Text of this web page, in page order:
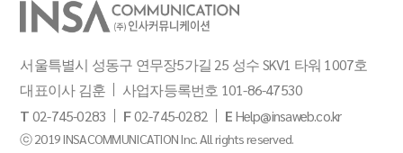
서울특별시 성동구 연무장5가길 25 성수 SKV1 타워 1007호
대표이사 김훈
사업자등록번호 101-86-47530
T02-745-0283 F02-745-0282 EHelp@insaweb.co.kr
ⓒ 2019 INSACOMMUNICATION Inc. All rights reserved.